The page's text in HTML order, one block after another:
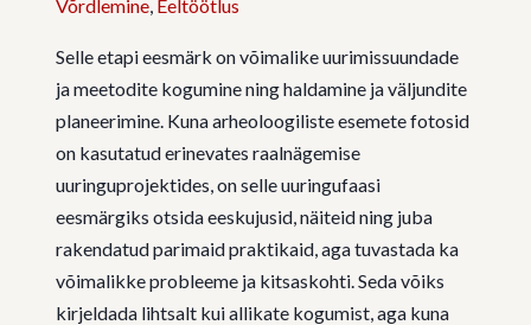
Võrdlemine Eeltöötlus
Selle etapi eesmärk on võimalike uurimissuundade
ja meetodite kogumine ning haldamine ja väljundite
planeerimine. Kuna arheoloogiliste esemete fotosid
on kasutatud erinevates raalnägemise
uuringuprojektides, on selle uuringufaasi
eesmärgiks otsida eeskujusid, näiteid ning juba
rakendatud parimaid praktikaid, aga tuvastada ka
võimalikke probleeme ja kitsaskohti. Seda võiks
kirjeldada lihtsalt kui allikate kogumist, aga kuna